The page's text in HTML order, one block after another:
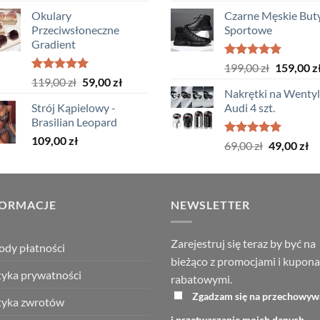
119,00 zł.
Okulary
Przeciwsłoneczne
Gradient
Oceniono
na 5
119,00zł Pierwotna
wynosiła:
119,00 zł.
59,00złAktualna
Strój Kąpielowy -
Brasilian Leopard
109,00zł
Czarne Męskie
Sportowe
Oceniono
na 5
199,00zł
199,00 zł.
159,00
Nakrętki na
Audi 4 szt.
Oceniono
5.00
69,00zł Pierwotna
wynosiła:
49,00zł
płatności
prywatności
zwrotów
NEWSLETTER
Zarejestruj się teraz by być na
bieżąco z promocjami i
rabatowymi.
Zgadzam się na